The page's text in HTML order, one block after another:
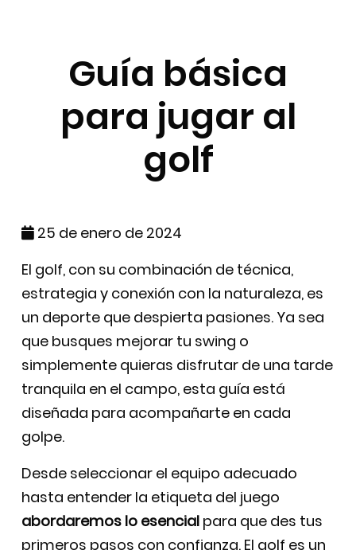
Guía básica
para jugar al
golf
25 de enero de 2024
El golf, con su combinación de técnica,
estrategia y conexión con la naturaleza, es
un deporte que despierta pasiones. Ya sea
que busques mejorar tu swing o
simplemente quieras disfrutar de una tarde
tranquila en el campo, esta guía está
diseñada para acompañarte en cada
golpe.
Desde seleccionar el equipo adecuado
hasta entender la etiqueta del juego
abordaremos lo esencial para que des tus
primeros pasos con confianza. El golf es un